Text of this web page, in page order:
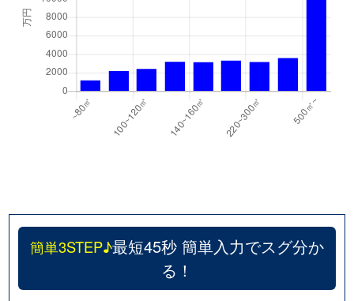
簡単3STEP♪最短45秒 簡単入力でスグ分か
る！